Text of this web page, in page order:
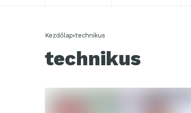
Kezdőlap technikus
technikus